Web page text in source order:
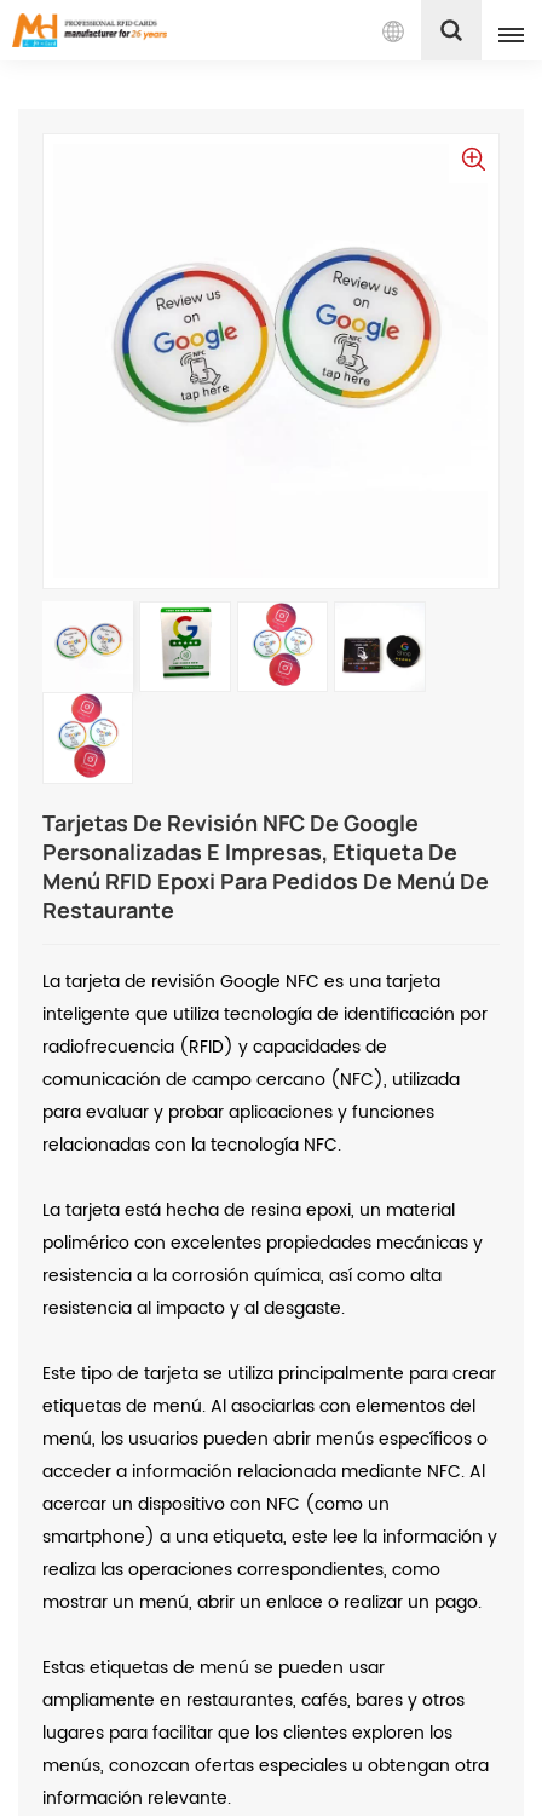
Español
Español
Português
بالعربية
Tarjetas De Revisión NFC De Google
Personalizadas E Impresas, Etiqueta De
Menú RFID Epoxi Para Pedidos De Menú De
Restaurante
La tarjeta de revisión Google NFC es una tarjeta
inteligente que utiliza tecnología de identificación por
radiofrecuencia (RFID) y capacidades de
comunicación de campo cercano (NFC), utilizada
para evaluar y probar aplicaciones y funciones
relacionadas con la tecnología NFC.
La tarjeta está hecha de resina epoxi, un material
polimérico con excelentes propiedades mecánicas y
resistencia a la corrosión química, así como alta
resistencia al impacto y al desgaste.
Este tipo de tarjeta se utiliza principalmente para crear
etiquetas de menú. Al asociarlas con elementos del
menú, los usuarios pueden abrir menús específicos o
acceder a información relacionada mediante NFC. Al
acercar un dispositivo con NFC (como un
smartphone) a una etiqueta, este lee la información y
realiza las operaciones correspondientes, como
mostrar un menú, abrir un enlace o realizar un pago.
Estas etiquetas de menú se pueden usar
ampliamente en restaurantes, cafés, bares y otros
lugares para facilitar que los clientes exploren los
menús, conozcan ofertas especiales u obtengan otra
información relevante.